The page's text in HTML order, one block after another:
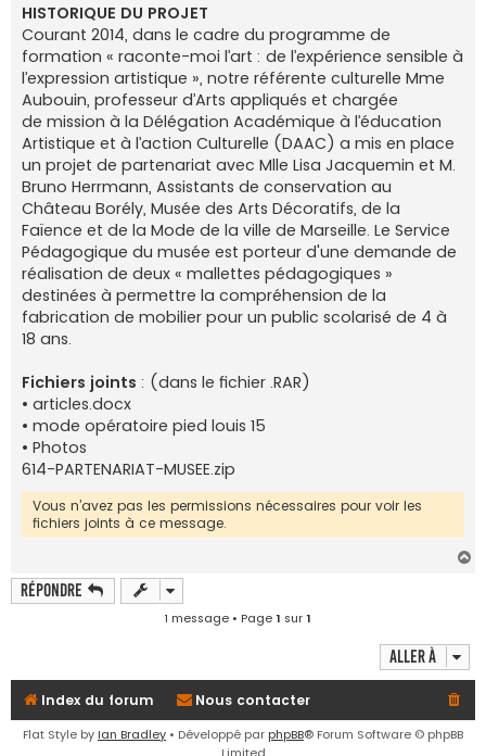
HISTORIQUE DU PROJET
Courant 2014, dans le cadre du programme de
formation « raconte-moi l’art : de l’expérience sensible à
l’expression artistique », notre référente culturelle Mme
Aubouin, professeur d’Arts appliqués et chargée
de mission à la Délégation Académique à l’éducation
Artistique et à l’action Culturelle (DAAC) a mis en place
un projet de partenariat avec Mlle Lisa Jacquemin et M.
Bruno Herrmann, Assistants de conservation au
Château Borély, Musée des Arts Décoratifs, de la
Faïence et de la Mode de la ville de Marseille. Le Service
Pédagogique du musée est porteur d'une demande de
réalisation de deux « mallettes pédagogiques »
destinées à permettre la compréhension de la
fabrication de mobilier pour un public scolarisé de 4 à
18 ans.
Fichiers joints : (dans le fichier .RAR)
• articles.docx
• mode opératoire pied louis 15
• Photos
614-PARTENARIAT-MUSEE.zip
Vous n’avez pas les permissions nécessaires pour voir les
fichiers joints à ce message.
Répondre
1 message • Page1 sur1
Aller à
Index du forum Nous contacter
Flat Style by Ian Bradley • Développé par phpBB® Forum Software © phpBB